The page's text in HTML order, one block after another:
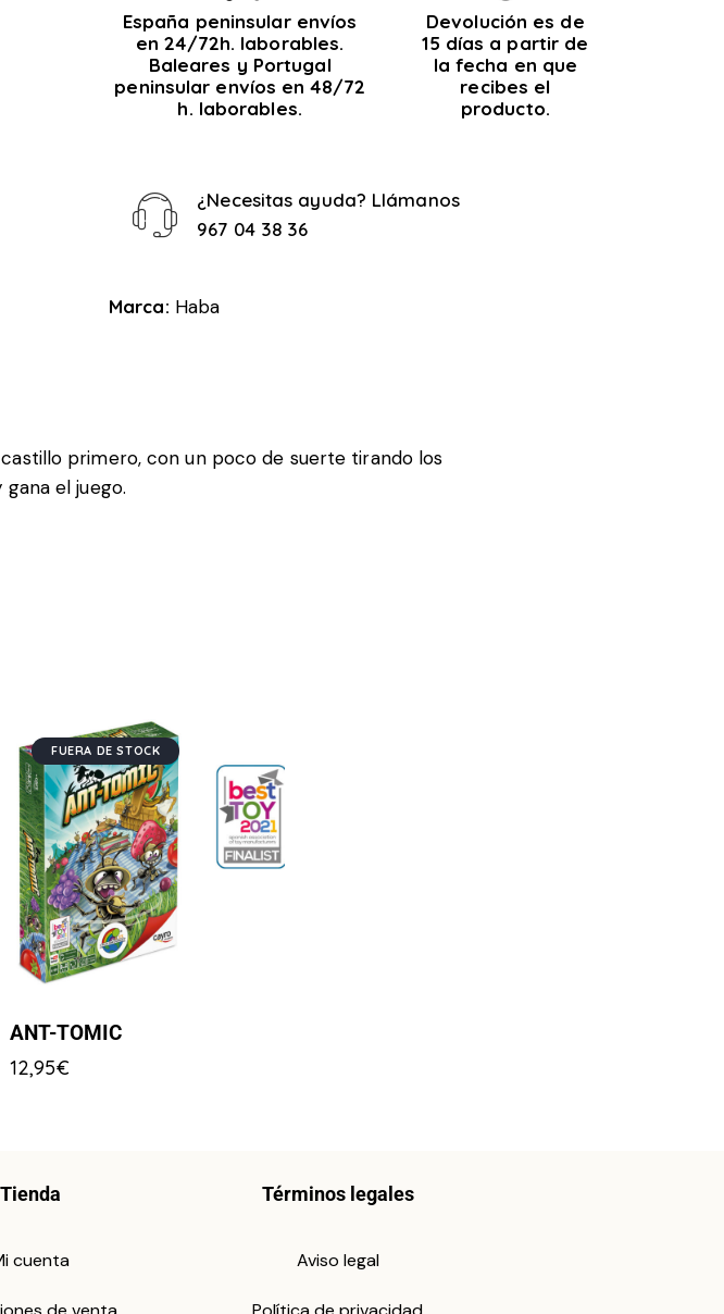
España peninsular envíos
en 24/72h. laborables.
Baleares y Portugal
peninsular envíos en 48/72
h. laborables.
Devolución es de
15 días a partir de
la fecha en que
recibes el
producto.
¿Necesitas ayuda? Llámanos
967 04 38 36
Marca: Haba
castillo primero, con un poco de suerte tirando los
el juego.
FUERA DE STOCK
ANT-TOMIC
12,95€
Tienda
cuenta
Términos legales
Aviso legal